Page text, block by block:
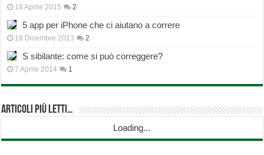
18 Aprile 2015 2
5 app per iPhone che ci aiutano a correre
18 Dicembre 2013 2
S sibilante: come si può correggere?
7 Aprile 2014 1
Articoli più Letti…
Loading...